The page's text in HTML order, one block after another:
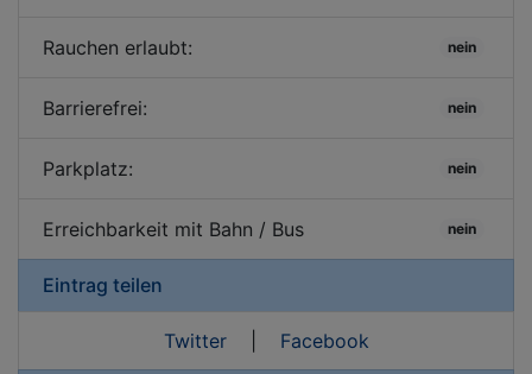
Rauchen erlaubt: nein
Barrierefrei: nein
Parkplatz: nein
Erreichbarkeit mit Bahn / Bus nein
Eintrag teilen
Twitter| Facebook